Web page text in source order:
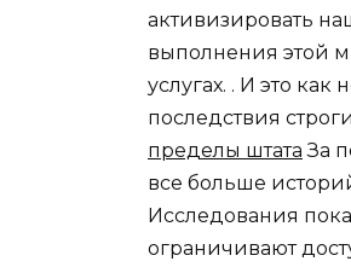
активизировать
выполнения этой
услугах. . И это
последствия
пределы штата За
все больше
Исследования
ограничивают